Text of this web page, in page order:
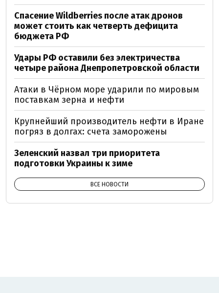
Спасение Wildberries после атак дронов
может стоить как четверть дефицита
бюджета РФ
Удары РФ оставили без электричества
четыре района Днепропетровской области
Атаки в Чёрном море ударили по мировым
поставкам зерна и нефти
Крупнейший производитель нефти в Иране
погряз в долгах: счета заморожены
Зеленский назвал три приоритета
подготовки Украины к зиме
ВСЕ НОВОСТИ